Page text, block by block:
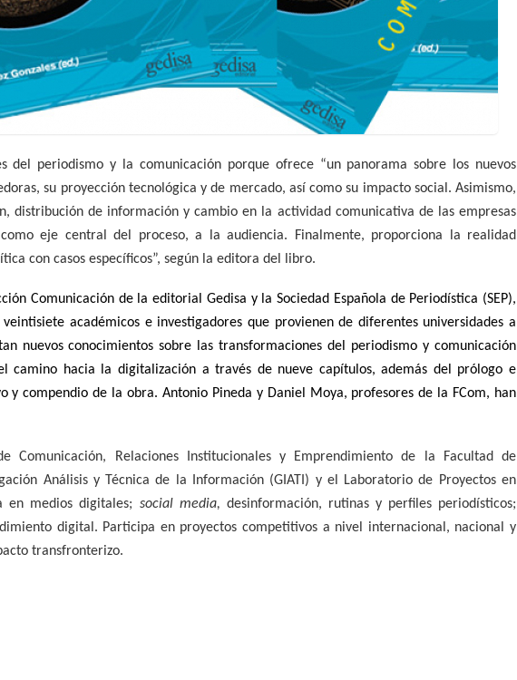
del periodismo y la comunicación porque ofrece “un panorama sobre los nuevos
su proyección tecnológica y de mercado, así como su impacto social. Asimismo,
distribución de información y cambio en la actividad comunicativa de las empresas
eje central del proceso, a la audiencia. Finalmente, proporciona la realidad
con casos específicos”, según la editora del libro.
Comunicación de la editorial Gedisa y la Sociedad Española de Periodística (SEP),
académicos e investigadores que provienen de diferentes universidades a
nuevos conocimientos sobre las transformaciones del periodismo y comunicación
camino hacia la digitalización a través de nueve capítulos, además del prólogo e
y compendio de la obra. Antonio Pineda y Daniel Moya, profesores de la FCom, han
Comunicación, Relaciones Institucionales y Emprendimiento de la Facultad de
Análisis y Técnica de la Información (GIATI) y el Laboratorio de Proyectos en
en medios digitales; social media, desinformación, rutinas y perfiles periodísticos;
digital. Participa en proyectos competitivos a nivel internacional, nacional y
transfronterizo.